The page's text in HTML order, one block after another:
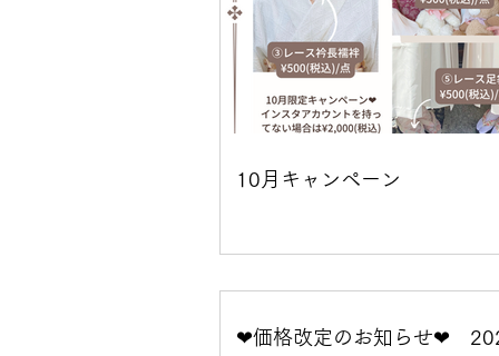
10月キャンペーン
❤︎価格改定のお知らせ❤︎